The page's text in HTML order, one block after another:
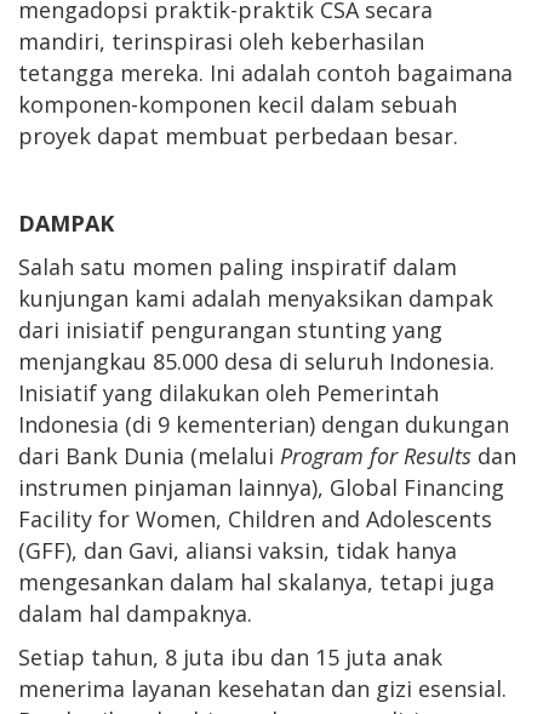
mengadopsi praktik-praktik CSA secara
mandiri, terinspirasi oleh keberhasilan
tetangga mereka. Ini adalah contoh bagaimana
komponen-komponen kecil dalam sebuah
proyek dapat membuat perbedaan besar.
DAMPAK
Salah satu momen paling inspiratif dalam
kunjungan kami adalah menyaksikan dampak
dari inisiatif pengurangan stunting yang
menjangkau 85.000 desa di seluruh Indonesia.
Inisiatif yang dilakukan oleh Pemerintah
Indonesia (di 9 kementerian) dengan dukungan
dari Bank Dunia (melalui Program for Results dan
instrumen pinjaman lainnya), Global Financing
Facility for Women, Children and Adolescents
(GFF), dan Gavi, aliansi vaksin, tidak hanya
mengesankan dalam hal skalanya, tetapi juga
dalam hal dampaknya.
Setiap tahun, 8 juta ibu dan 15 juta anak
menerima layanan kesehatan dan gizi esensial.